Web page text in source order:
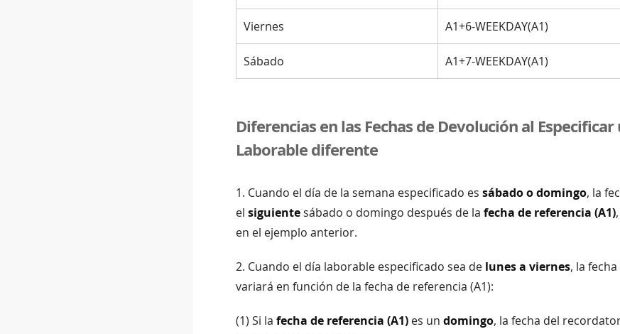
Viernes A1+6-WEEKDAY(A1)
Sábado A1+7-WEEKDAY(A1)
Diferencias en las Fechas de Devolución al Especificar
Laborable diferente
1. Cuando el día de la semana especificado es sábado o domingo, la
el siguientesábado o domingo después de la fecha de referencia (A1)
en el ejemplo anterior.
2. Cuando el día laborable especificado sea de lunes a viernes, la
variará en función de la fecha de referencia (A1):
(1) Si la fecha de referencia (A1) es un domingo, la fecha del